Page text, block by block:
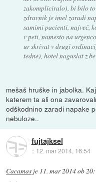
zakompliciralo), bi bilo to
zdravnik je imel zaradi
samimi pacienti, največ,
v peti, namesto na
ur skrivat v drugi
tedne), hotel naguslat z
mešaš hruške in jabolka.
katerem ta ali ona
odškodnino zaradi napake
nebuloze..
fujtajksel
:: 12. mar 2014, 16:54
Cacamas je 11. mar 2014 ob